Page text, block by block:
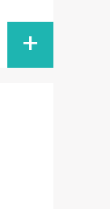
+